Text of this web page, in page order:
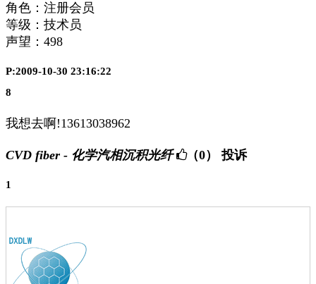
角色：注册会员
等级：技术员
声望： 498
P:2009-10-30 23:16:22
8
我想去啊!13613038962
CVD fiber - 化学汽相沉积光纤 （0） 投诉
1